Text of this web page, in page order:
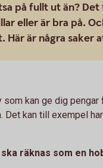
på fullt ut än?
eller är bra på.
Här är några saker
som kan ge dig
Det kan till exempel
räknas som en